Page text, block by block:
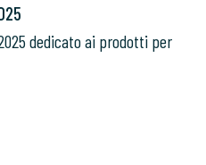
dedicato ai prodotti per